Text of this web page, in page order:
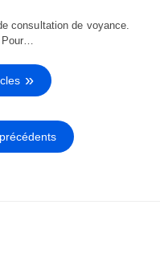
consultation de voyance.
Pour…